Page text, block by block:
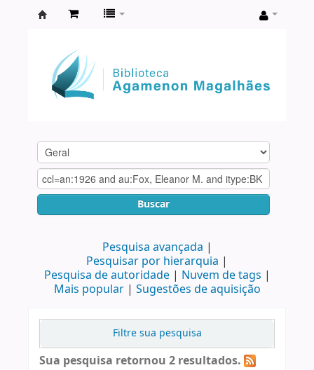
Agamenon
Magalhães
Buscar
Pesquisa avançada
Pesquisar por hierarquia
Pesquisa de autoridade
Nuvem de tags
Mais popular
Sugestões de aquisição
Filtre sua pesquisa
Sua pesquisa retornou 2 resultados.